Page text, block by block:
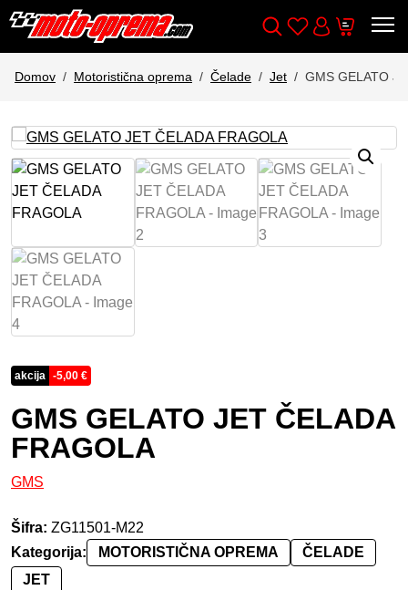
Wishlist
Cart
Domov Motoristična oprema Čelade Jet GMS GELATO
akcija -5,00 €
GMS GELATO JET ČELADA
FRAGOLA
GMS
Šifra: ZG11501-M22
Kategorija:
MOTORISTIČNA OPREMA
ČELADE
JET